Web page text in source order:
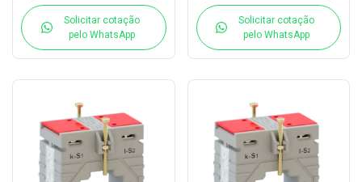
Solicitar cotação
pelo WhatsApp
Solicitar cotação
pelo WhatsApp